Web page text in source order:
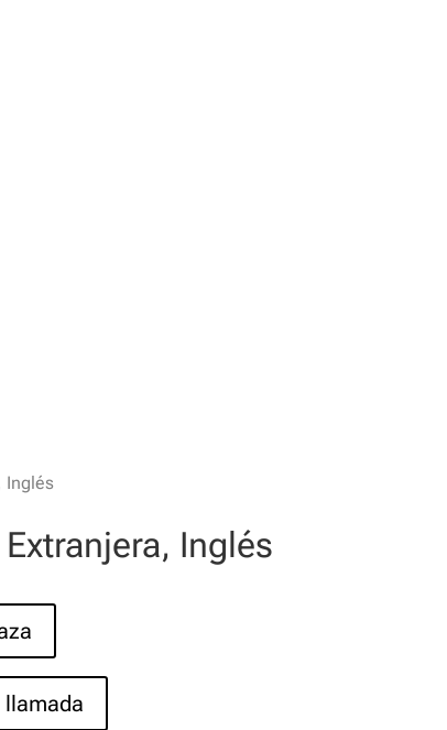
Inglés
Inglés